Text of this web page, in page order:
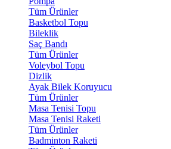
Tüm Ürünler
Basketbol Topu
Bileklik
Saç Bandı
Tüm Ürünler
Voleybol Topu
Dizlik
Ayak Bilek Koruyucu
Tüm Ürünler
Masa Tenisi Topu
Masa Tenisi Raketi
Tüm Ürünler
Badminton Raketi